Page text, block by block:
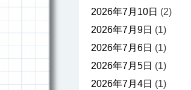
2026年7月10日 (2)
2026年7月9日 (1)
2026年7月6日 (1)
2026年7月5日 (1)
2026年7月4日 (1)